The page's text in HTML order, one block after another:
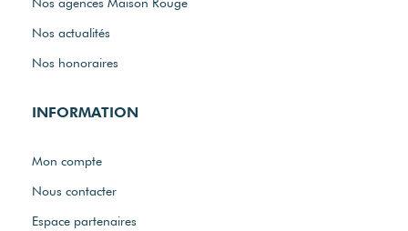
Nos actualités
Nos honoraires
INFORMATION
Mon compte
Nous contacter
Espace partenaires